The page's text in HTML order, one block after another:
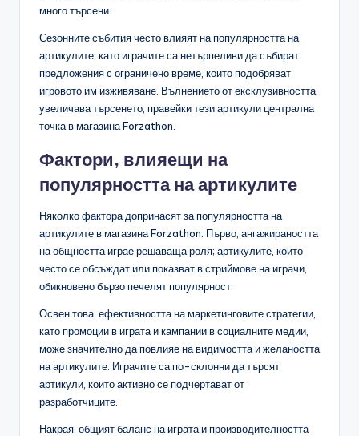
много търсени.
Сезонните събития често влияят на популярността на
артикулите, като играчите са нетърпеливи да събират
предложения с ограничено време, които подобряват
игровото им изживяване. Вълнението от ексклузивността
увеличава търсенето, правейки тези артикули централна
точка в магазина Forzathon.
Фактори, влияещи на
популярността на артикулите
Няколко фактора допринасят за популярността на
артикулите в магазина Forzathon. Първо, ангажираността
на общността играе решаваща роля; артикулите, които
често се обсъждат или показват в стриймове на играчи,
обикновено бързо печелят популярност.
Освен това, ефективността на маркетинговите стратегии,
като промоции в играта и кампании в социалните медии,
може значително да повлияе на видимостта и желаността
на артикулите. Играчите са по-склонни да търсят
артикули, които активно се подчертават от
разработчиците.
Накрая, общият баланс на играта и производителността